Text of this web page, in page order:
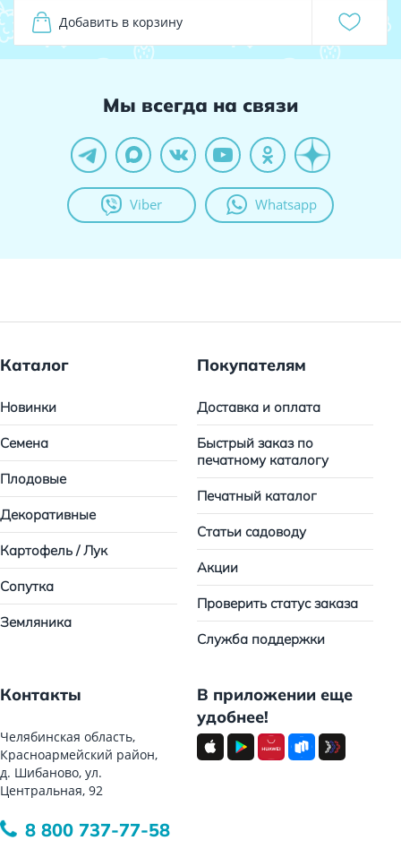
Добавить в корзину
Мы всегда на связи
Viber Whatsapp
Каталог
Новинки
Семена
Плодовые
Декоративные
Картофель / Лук
Сопутка
Земляника
Покупателям
Доставка и оплата
Быстрый заказ по
печатному каталогу
Печатный каталог
Статьи садоводу
Акции
Проверить статус заказа
Служба поддержки
Контакты
Челябинская область,
Красноармейский район,
д. Шибаново, ул.
Центральная, 92
8 800 737-77-58
В приложении еще
удобнее!